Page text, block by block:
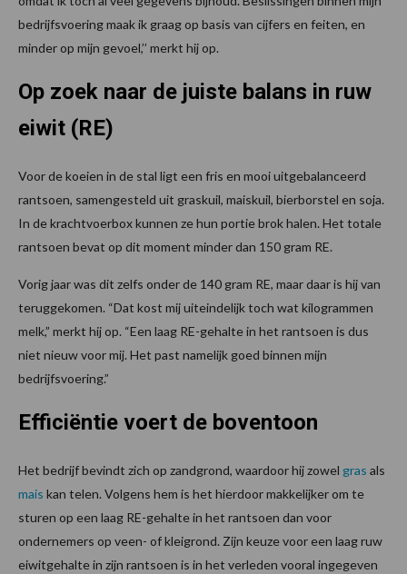
bedrijfsvoering maak ik graag op basis van cijfers en feiten, en
minder op mijn gevoel,’’ merkt hij op.
Op zoek naar de juiste balans in ruw
eiwit (RE)
Voor de koeien in de stal ligt een fris en mooi uitgebalanceerd
rantsoen, samengesteld uit graskuil, maiskuil, bierborstel en soja.
In de krachtvoerbox kunnen ze hun portie brok halen. Het totale
rantsoen bevat op dit moment minder dan 150 gram RE.
Vorig jaar was dit zelfs onder de 140 gram RE, maar daar is hij van
teruggekomen. “Dat kost mij uiteindelijk toch wat kilogrammen
melk,” merkt hij op. “Een laag RE-gehalte in het rantsoen is dus
niet nieuw voor mij. Het past namelijk goed binnen mijn
bedrijfsvoering.”
Efficiëntie voert de boventoon
Het bedrijf bevindt zich op zandgrond, waardoor hij zowel gras als
mais kan telen. Volgens hem is het hierdoor makkelijker om te
sturen op een laag RE-gehalte in het rantsoen dan voor
ondernemers op veen- of kleigrond. Zijn keuze voor een laag ruw
eiwitgehalte in zijn rantsoen is in het verleden vooral ingegeven